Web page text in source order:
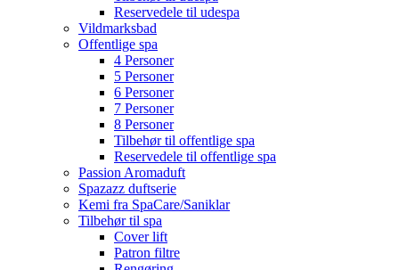
Reservedele til udespa
Vildmarksbad
Offentlige spa
4 Personer
5 Personer
6 Personer
7 Personer
8 Personer
Tilbehør til offentlige spa
Reservedele til offentlige spa
Passion Aromaduft
Spazazz duftserie
Kemi fra SpaCare/Saniklar
Tilbehør til spa
Cover lift
Patron filtre